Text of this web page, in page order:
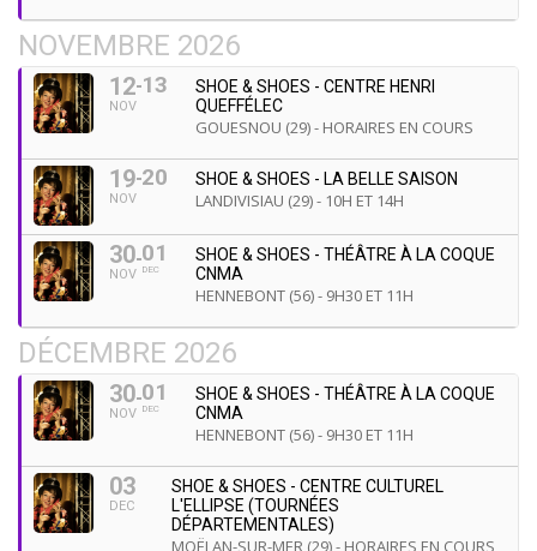
NOVEMBRE 2026
12
NOV
13
SHOE & SHOES - CENTRE HENRI
QUEFFÉLEC
GOUESNOU (29) - HORAIRES EN COURS
19
NOV
20 SHOE & SHOES - LA BELLE SAISON
LANDIVISIAU (29) - 10H ET 14H
30
NOV
01
DEC
SHOE & SHOES - THÉÂTRE À LA COQUE
CNMA
HENNEBONT (56) - 9H30 ET 11H
DÉCEMBRE 2026
30
NOV
01
DEC
SHOE & SHOES - THÉÂTRE À LA COQUE
CNMA
HENNEBONT (56) - 9H30 ET 11H
03
DEC
SHOE & SHOES - CENTRE CULTUREL
L'ELLIPSE (TOURNÉES
DÉPARTEMENTALES)
MOËLAN-SUR-MER (29) - HORAIRES EN COURS